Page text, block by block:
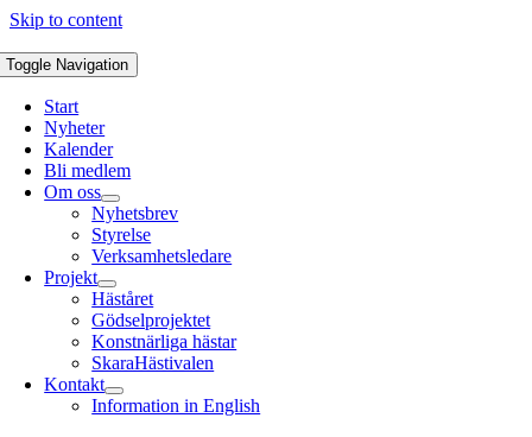
Skip to content
Toggle Navigation
Start
Nyheter
Kalender
Bli medlem
Om oss
Nyhetsbrev
Styrelse
Verksamhetsledare
Projekt
Häståret
Gödselprojektet
Konstnärliga hästar
SkaraHästivalen
Kontakt
Information in English